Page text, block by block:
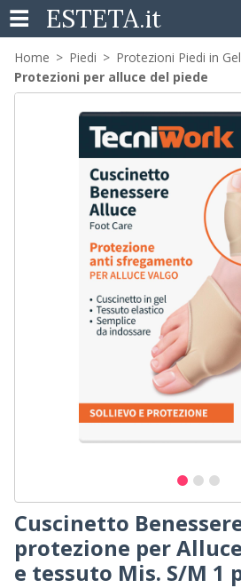
ESTETA.it
Home Piedi
Protezioni Piedi in
Protezioni per alluce del piede
Cuscinetto
protezione per
e tessuto Mis. S/M 1